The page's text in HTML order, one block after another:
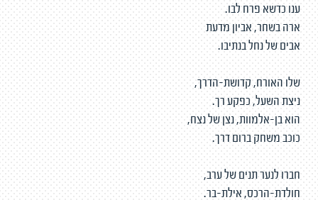
ענו כדשא פרח לבו.
ארה בשחר, אביון מדעת
אבים של נחל בנתיבו.
שלו האורח, קדושת-הדרך,
ניצת השעל, כפקע רך.
הוא בן-אלמוות, נצן של נצח,
כוכב משחק ברום דרך.
חברו לנער תנים של ערב,
חולדת-הרכס, אילת-בר.